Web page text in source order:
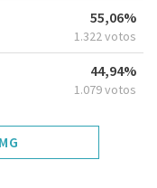
55,06%
1.322 votos
44,94%
1.079 votos